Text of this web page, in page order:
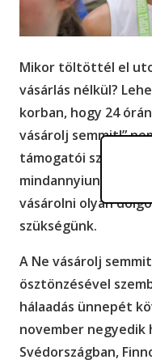
Mikor töltöttél el
vásárlás nélkül?
korban, hogy 24
vásárolj semmit!”
támogatói szerint
mindannyiunknak
vásárolni olyan
szükségünk.
A Ne vásárolj
ösztönzésével
hálaadás ünnepét
november negyedik
Svédországban,